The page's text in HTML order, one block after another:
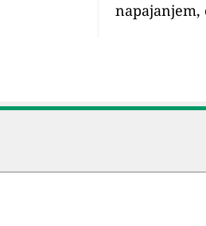
napajanjem,